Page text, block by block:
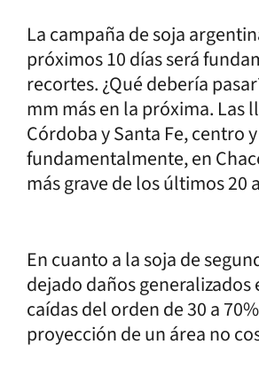
La campaña de soja
próximos 10 días será
recortes. ¿Qué debería
mm más en la próxima. Las
Córdoba y Santa Fe, centro
fundamentalmente, en
más grave de los últimos 20
En cuanto a la soja de
dejado daños
caídas del orden de 30 a
proyección de un área no